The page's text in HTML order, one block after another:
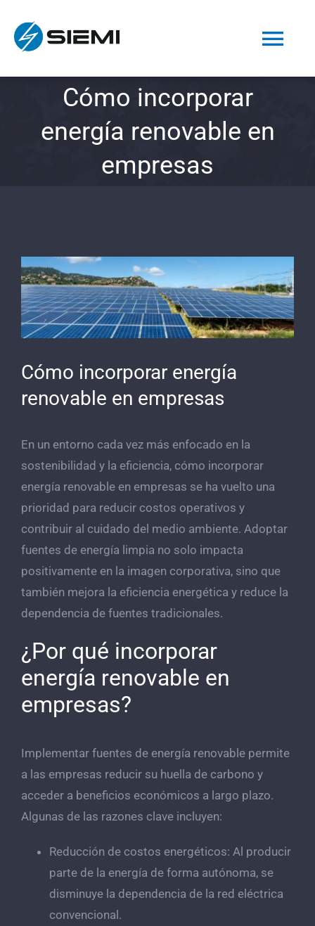
contenido
NOSOTROS
OBRAS
BLOG
CONTACTO
Cómo incorporar
energía renovable en
empresas
Ver
imagen
más
grande
Cómo incorporar energía
renovable en empresas
En un entorno cada vez más enfocado en la
sostenibilidad y la eficiencia, cómo incorporar
energía renovable en empresas se ha vuelto una
prioridad para reducir costos operativos y
contribuir al cuidado del medio ambiente. Adoptar
fuentes de energía limpia no solo impacta
positivamente en la imagen corporativa, sino que
también mejora la eficiencia energética y reduce la
dependencia de fuentes tradicionales.
¿Por qué incorporar
energía renovable en
empresas?
Implementar fuentes de energía renovable permite
a las empresas reducir su huella de carbono y
acceder a beneficios económicos a largo plazo.
Algunas de las razones clave incluyen:
Reducción de costos energéticos: Al producir
parte de la energía de forma autónoma, se
disminuye la dependencia de la red eléctrica
convencional.